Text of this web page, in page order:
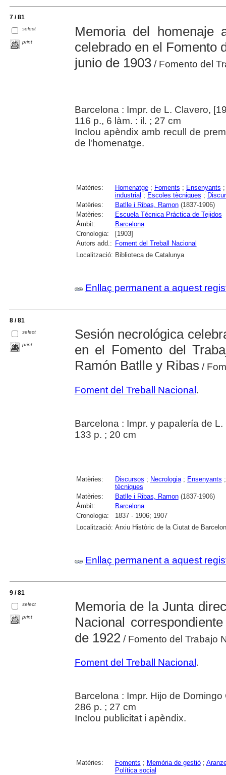
7 / 81
select
print
Memoria del
celebrado en el Fomento
junio de 1903/ Fomento del
Barcelona : Impr. de L. Clavero,
116 p., 6 làm. : il. ; 27 cm
Inclou apèndix amb recull de
de l'homenatge.
Matèries: Homenatge; Foments ; Ensenyants
industrial ; Escoles tècniques ;
Matèries:
Batlle i Ribas, Ramon(1837-1906)
Matèries:
Escuela Técnica Práctica de Tejidos
Àmbit:
Barcelona
Cronologia:
[1903]
Autors add.: Foment del Treball Nacional
Localització: Biblioteca de Catalunya
Enllaç permanent a aquest
8 / 81
select
print
Sesión necrológica
en el Fomento del
Ramón Batlle y Ribas /
Foment del Treball Nacional.
Barcelona : Impr. y papalería de
133 p. ; 20 cm
Matèries: Discursos ; Necrologia; Ensenyants
tècniques
Matèries:
Batlle i Ribas, Ramon(1837-1906)
Àmbit:
Barcelona
Cronologia:
1837 - 1906; 1907
Localització: Arxiu Històric de la Ciutat de
Enllaç permanent a aquest
9 / 81
select
print
Memoria de la Junta
Nacional
de 1922/ Fomento del Trabajo
Foment del Treball Nacional .
Barcelona : Impr. Hijo de
286 p. ; 27 cm
Inclou publicitat i apèndix.
Matèries: Foments ; Memòria de gestió;
Política social